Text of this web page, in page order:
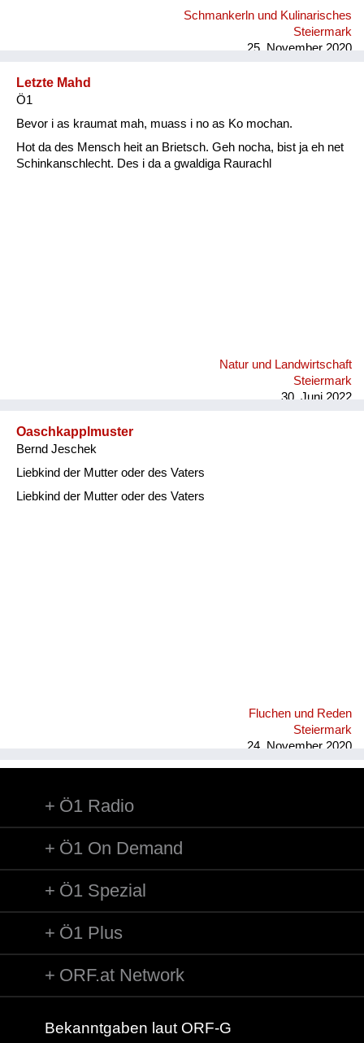
Schmankerln und Kulinarisches
Steiermark
25. November 2020
Letzte Mahd
Ö1
Bevor i as kraumat mah, muass i no as Ko mochan.
Hot da des Mensch heit an Brietsch. Geh nocha, bist ja eh net
Schinkanschlecht. Des i da a gwaldiga Raurachl
Natur und Landwirtschaft
Steiermark
30. Juni 2022
Oaschkapplmuster
Bernd Jeschek
Liebkind der Mutter oder des Vaters
Liebkind der Mutter oder des Vaters
Fluchen und Reden
Steiermark
24. November 2020
Ö1 Radio
Ö1 On Demand
Ö1 Spezial
Ö1 Plus
ORF.at Network
Bekanntgaben laut ORF-G